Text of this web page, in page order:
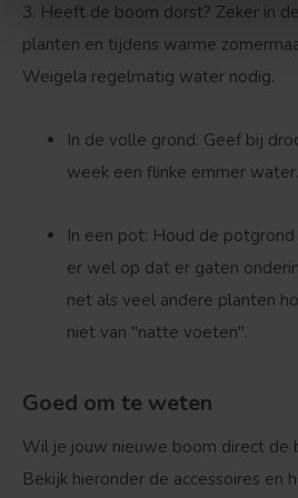
3. Heeft de boom dorst? Zeker in
planten en tijdens warme
Weigela regelmatig water nodig.
In de volle grond: Geef bij
week een flinke emmer water.
In een pot: Houd de
er wel op dat er gaten
net als veel andere planten
niet van "natte voeten".
Goed om te weten
Wil je jouw nieuwe boom direct de
Bekijk hieronder de accessoires en